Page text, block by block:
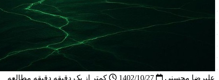
علیرضا محسنی
کمتر از یک دقیقه دقیقه مطالعه